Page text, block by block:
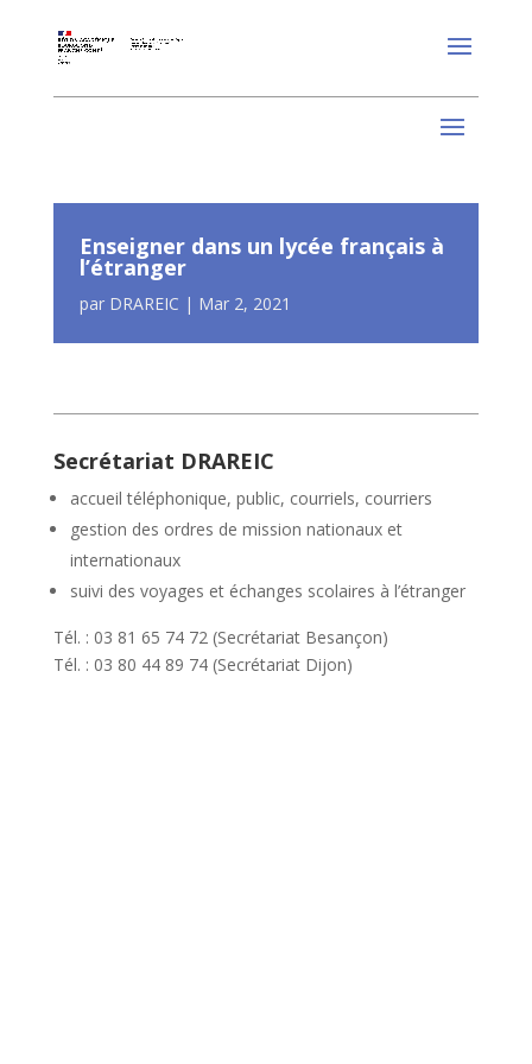
Enseigner dans un lycée français à
l’étranger
par DRAREIC | Mar 2, 2021
Secrétariat DRAREIC
accueil téléphonique, public, courriels, courriers
gestion des ordres de mission nationaux et
internationaux
suivi des voyages et échanges scolaires à l’étranger
Tél. : 03 81 65 74 72 (Secrétariat Besançon)
Tél. : 03 80 44 89 74 (Secrétariat Dijon)